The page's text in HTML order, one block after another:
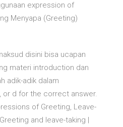
expression of
Menyapa (Greeting)
disini bisa ucapan
materi introduction dan
adik-adik dalam
or d for the correct answer.
of Greeting, Leave-
and leave-taking |